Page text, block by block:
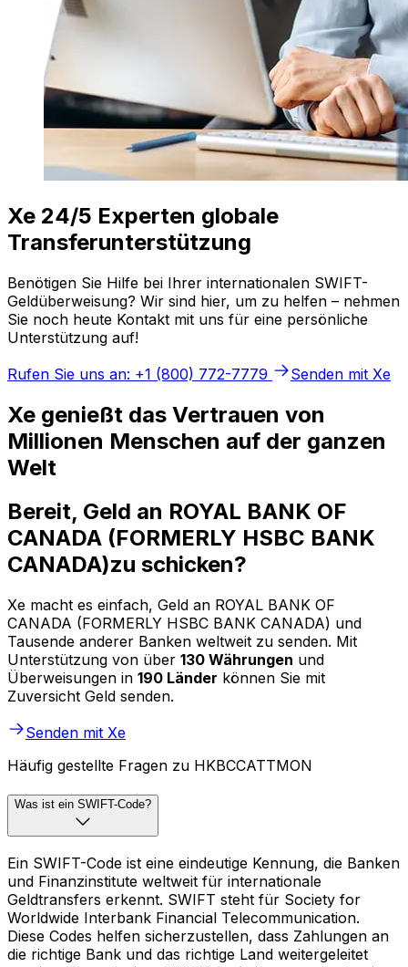
Xe 24/5 Experten globale
Transferunterstützung
Benötigen Sie Hilfe bei Ihrer internationalen SWIFT-
Geldüberweisung? Wir sind hier, um zu helfen – nehmen
Sie noch heute Kontakt mit uns für eine persönliche
Unterstützung auf!
Rufen Sie uns an: +1 (800) 772-7779
Senden mit Xe
Xe genießt das Vertrauen von
Millionen Menschen auf der ganzen
Welt
Bereit, Geld an ROYAL BANK OF
CANADA (FORMERLY HSBC BANK
CANADA)zu schicken?
Xe macht es einfach, Geld an ROYAL BANK OF
CANADA (FORMERLY HSBC BANK CANADA) und
Tausende anderer Banken weltweit zu senden. Mit
Unterstützung von über 130 Währungen und
Überweisungen in 190 Länder können Sie mit
Zuversicht Geld senden.
Senden mit Xe
Häufig gestellte Fragen zu HKBCCATTMON
Was ist ein SWIFT-Code?
Ein SWIFT-Code ist eine eindeutige Kennung, die Banken
und Finanzinstitute weltweit für internationale
Geldtransfers erkennt. SWIFT steht für Society for
Worldwide Interbank Financial Telecommunication.
Diese Codes helfen sicherzustellen, dass Zahlungen an
die richtige Bank und das richtige Land weitergeleitet